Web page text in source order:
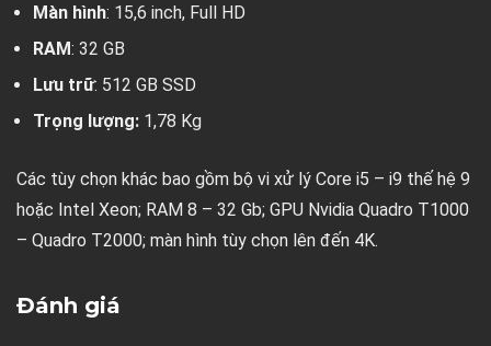
Màn hình: 15,6 inch, Full HD
RAM: 32 GB
Lưu trữ: 512 GB SSD
Trọng lượng: 1,78 Kg
Các tùy chọn khác bao gồm bộ vi xử lý Core i5 – i9 thế hệ 9
hoặc Intel Xeon; RAM 8 – 32 Gb; GPU Nvidia Quadro T1000
– Quadro T2000; màn hình tùy chọn lên đến 4K.
Đánh giá